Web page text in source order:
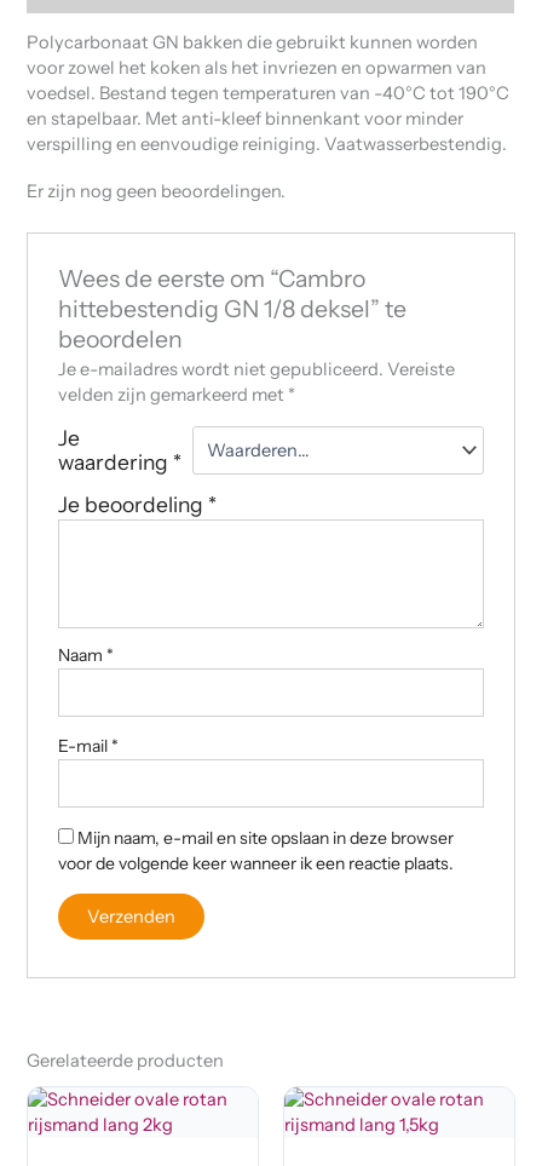
Polycarbonaat GN bakken die gebruikt kunnen worden
voor zowel het koken als het invriezen en opwarmen van
voedsel. Bestand tegen temperaturen van -40°C tot 190°C
en stapelbaar. Met anti-kleef binnenkant voor minder
verspilling en eenvoudige reiniging. Vaatwasserbestendig.
Er zijn nog geen beoordelingen.
Wees de eerste om “Cambro
hittebestendig GN 1/8 deksel” te
beoordelen
Je e-mailadres wordt niet gepubliceerd. Vereiste
velden zijn gemarkeerd met *
Je
waardering *
Je beoordeling *
Naam *
E-mail *
Mijn naam, e-mail en site opslaan in deze browser
voor de volgende keer wanneer ik een reactie plaats.
Gerelateerde producten